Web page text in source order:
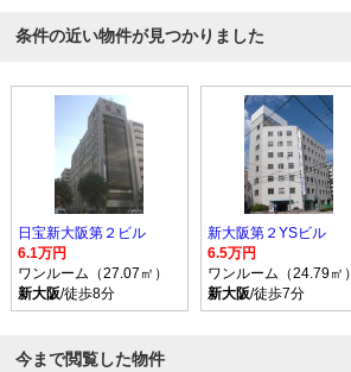
条件の近い物件が見つかりました
日宝新大阪第２ビル
6.1万円
ワンルーム（27.07㎡）
新大阪/徒歩8分
新大阪第２YSビル
6.5万円
ワンルーム（24.79㎡）
新大阪/徒歩7分
今まで閲覧した物件